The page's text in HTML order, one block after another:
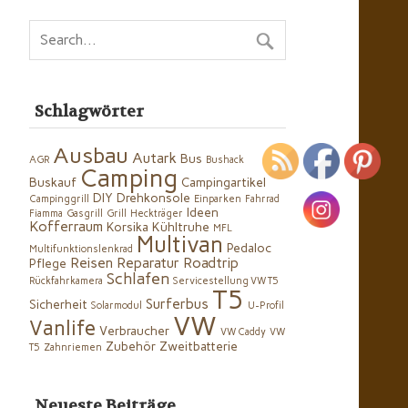
Schlagwörter
AGR Ausbau Autark Bus Bushack
Buskauf Camping Campingartikel
Campinggrill DIY Drehkonsole Einparken Fahrrad
Fiamma Gasgrill Grill Heckträger Ideen
Kofferraum Korsika Kühltruhe MFL
Multifunktionslenkrad
Multivan Pedaloc
Pflege Reisen Reparatur Roadtrip
Rückfahrkamera Schlafen Servicestellung VW T5
Sicherheit Solarmodul Surferbus T5 U-Profil
Vanlife Verbraucher VW VW Caddy VW
T5 Zahnriemen Zubehör Zweitbatterie